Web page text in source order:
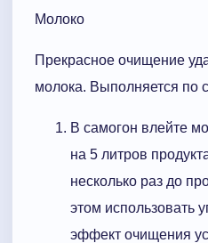
Молоко
Прекрасное очищение
молока. Выполняется по
В самогон влейте
на 5 литров
несколько раз до
этом использовать
эффект очищения